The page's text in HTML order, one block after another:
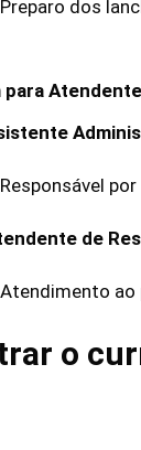
dos
para
de
ao
o